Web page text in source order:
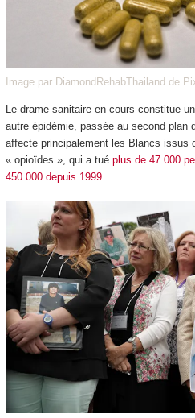
Image par DiamondRehabThailand de
Le drame sanitaire en cours constitue
autre épidémie, passée au second plan
affecte principalement les Blancs issus
« opioïdes », qui a tué plus de 47 000
450 000 depuis 1999.